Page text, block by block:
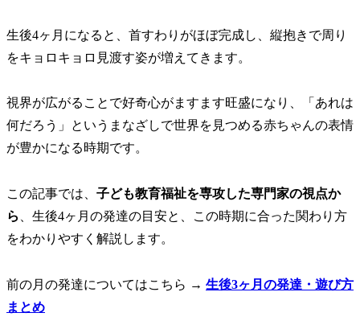
生後4ヶ月になると、首すわりがほぼ完成し、縦抱きで周り
をキョロキョロ見渡す姿が増えてきます。
視界が広がることで好奇心がますます旺盛になり、「あれは
何だろう」というまなざしで世界を見つめる赤ちゃんの表情
が豊かになる時期です。
この記事では、 子ども教育福祉を専攻した専門家の視点か
ら
、生後4ヶ月の発達の目安と、この時期に合った関わり方
をわかりやすく解説 します。
前の月の発達についてはこちら → 生後3ヶ月の発達・遊び方
まとめ